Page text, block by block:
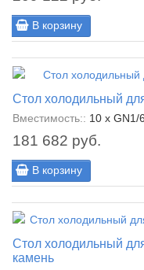
В корзину
Стол холодильный
Вместимость:: 10 x GN1/6
181 682 руб.
В корзину
Стол холодильный
камень